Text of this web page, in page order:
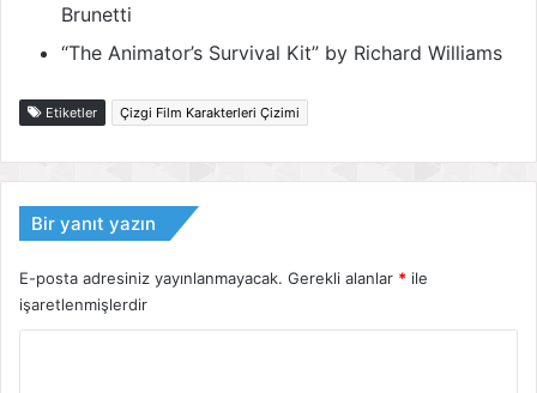
Brunetti
“The Animator’s Survival Kit” by Richard Williams
Etiketler Çizgi Film Karakterleri Çizimi
Bir yanıt yazın
E-posta adresiniz yayınlanmayacak. Gerekli alanlar * ile
işaretlenmişlerdir